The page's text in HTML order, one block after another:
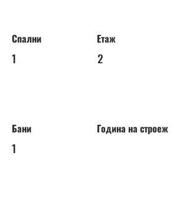
Спални
1
Бани
1
Етаж
2
Година на строеж